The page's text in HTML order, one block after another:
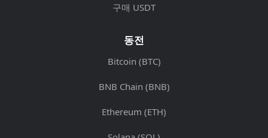
구매 USDT
동전
Bitcoin (BTC)
BNB Chain (BNB)
Ethereum (ETH)